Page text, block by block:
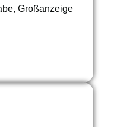
Großanzeige